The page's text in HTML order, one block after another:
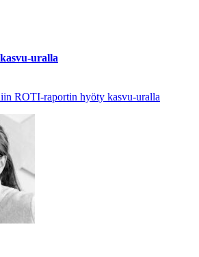
uralla
ROTI-raportin hyöty kasvu-uralla